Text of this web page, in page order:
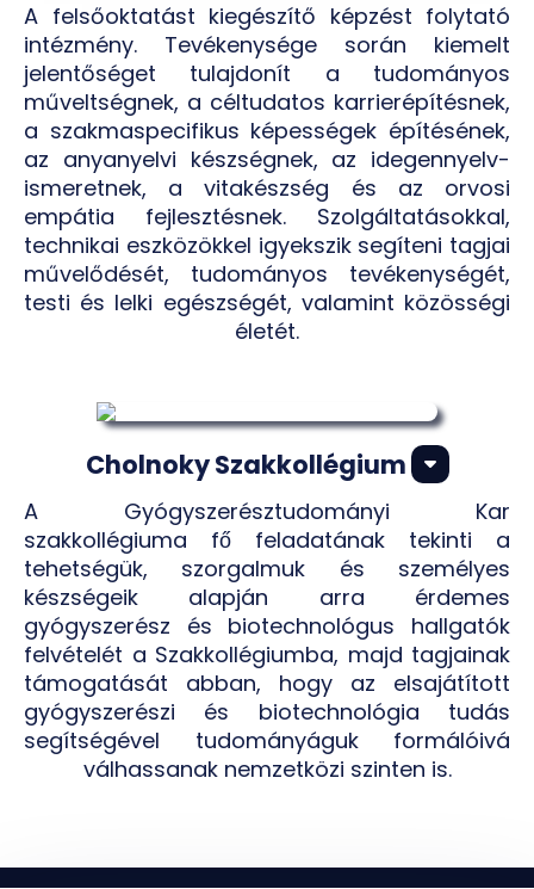
A felsőoktatást kiegészítő képzést folytató
intézmény. Tevékenysége során kiemelt
jelentőséget tulajdonít a tudományos
műveltségnek, a céltudatos karrierépítésnek,
a szakmaspecifikus képességek építésének,
az anyanyelvi készségnek, az idegennyelv-
ismeretnek, a vitakészség és az orvosi
empátia fejlesztésnek. Szolgáltatásokkal,
technikai eszközökkel igyekszik segíteni tagjai
művelődését, tudományos tevékenységét,
testi és lelki egészségét, valamint közösségi
életét.
Cholnoky Szakkollégium
A Gyógyszerésztudományi Kar
szakkollégiuma fő feladatának tekinti a
tehetségük, szorgalmuk és személyes
készségeik alapján arra érdemes
gyógyszerész és biotechnológus hallgatók
felvételét a Szakkollégiumba, majd tagjainak
támogatását abban, hogy az elsajátított
gyógyszerészi és biotechnológia tudás
segítségével tudományáguk formálóivá
válhassanak nemzetközi szinten is.